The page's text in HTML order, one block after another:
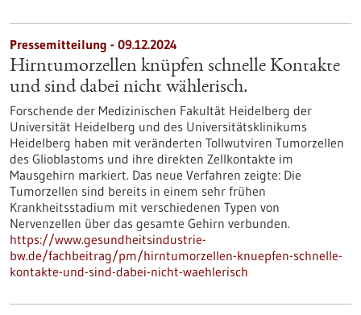
Pressemitteilung - 09.12.2024
Hirntumorzellen knüpfen schnelle Kontakte
und sind dabei nicht wählerisch.
Forschende der Medizinischen Fakultät Heidelberg der
Universität Heidelberg und des Universitätsklinikums
Heidelberg haben mit veränderten Tollwutviren Tumorzellen
des Glioblastoms und ihre direkten Zellkontakte im
Mausgehirn markiert. Das neue Verfahren zeigte: Die
Tumorzellen sind bereits in einem sehr frühen
Krankheitsstadium mit verschiedenen Typen von
Nervenzellen über das gesamte Gehirn verbunden.
https://www.gesundheitsindustrie-
bw.de/fachbeitrag/pm/hirntumorzellen-knuepfen-schnelle-
kontakte-und-sind-dabei-nicht-waehlerisch